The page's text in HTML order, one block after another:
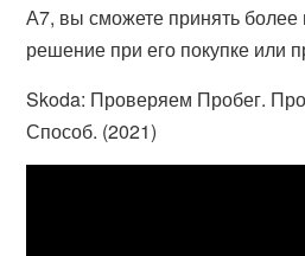
А7, вы сможете принять
решение при его покупке или
Skoda: Проверяем Пробег.
Способ. (2021)